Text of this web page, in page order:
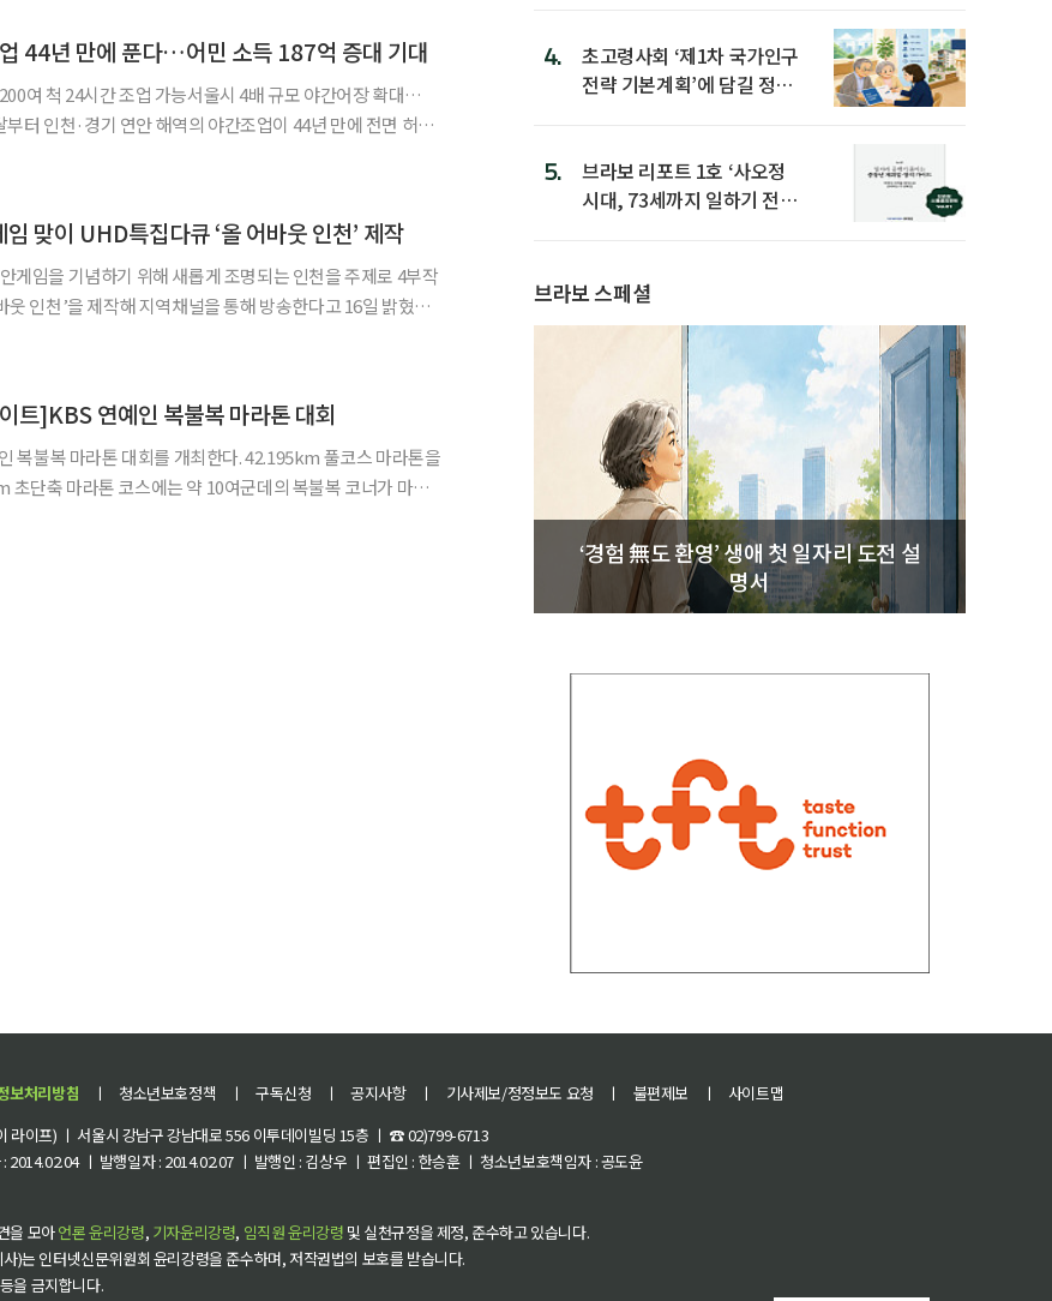
44년 만에 푼다…어민 소득 187억 증대 기대
여 척 24시간 조업 가능서울시 4배 규모 야간어장 확대…
맞이 UHD특집다큐 ‘올 어바웃 인천’ 제작
게임을 기념하기 위해 새롭게 조명되는 인천을 주제로 4부작
인천’을 제작해 지역채널을 통해 방송한다고 16일 밝혔다
트]KBS 연예인 복불복 마라톤 대회
대회를 개최한다. 42.195km 풀코스 마라톤을
초단축 마라톤 코스에는 약 10여군데의 복불복 코너가 마련
4.
초고령사회 ‘제1차 국가인구
전략 기본계획’에 담길 정책
5.
브라보 리포트 1호 ‘사오정
시대, 73세까지 일하기 전략’
브라보 스페셜
‘경험 無도 환영’ 생애 첫 일자리 도전 설
명서
보처리방침 ㅣ 청소년보호정책 ㅣ 구독신청 ㅣ 공지사항 ㅣ 기사제보/정정보도 요청 ㅣ 불편제보 ㅣ
사이트맵
라이프) ㅣ 서울시 강남구 강남대로 556 이투데이빌딩 15층 ㅣ ☎ 02)799-6713
2014.02.04 ㅣ 발행일자 : 2014.02.07 ㅣ 발행인 : 김상우 ㅣ 편집인 : 한승훈 ㅣ 청소년보호책임자 : 공도윤
을 모아언론 윤리강령, 기자윤리강령, 임직원 윤리강령 및 실천규정을 제정, 준수하고 있습니다.
)는 인터넷신문위원회 윤리강령을 준수하며, 저작권법의 보호를 받습니다.
을 금지합니다.